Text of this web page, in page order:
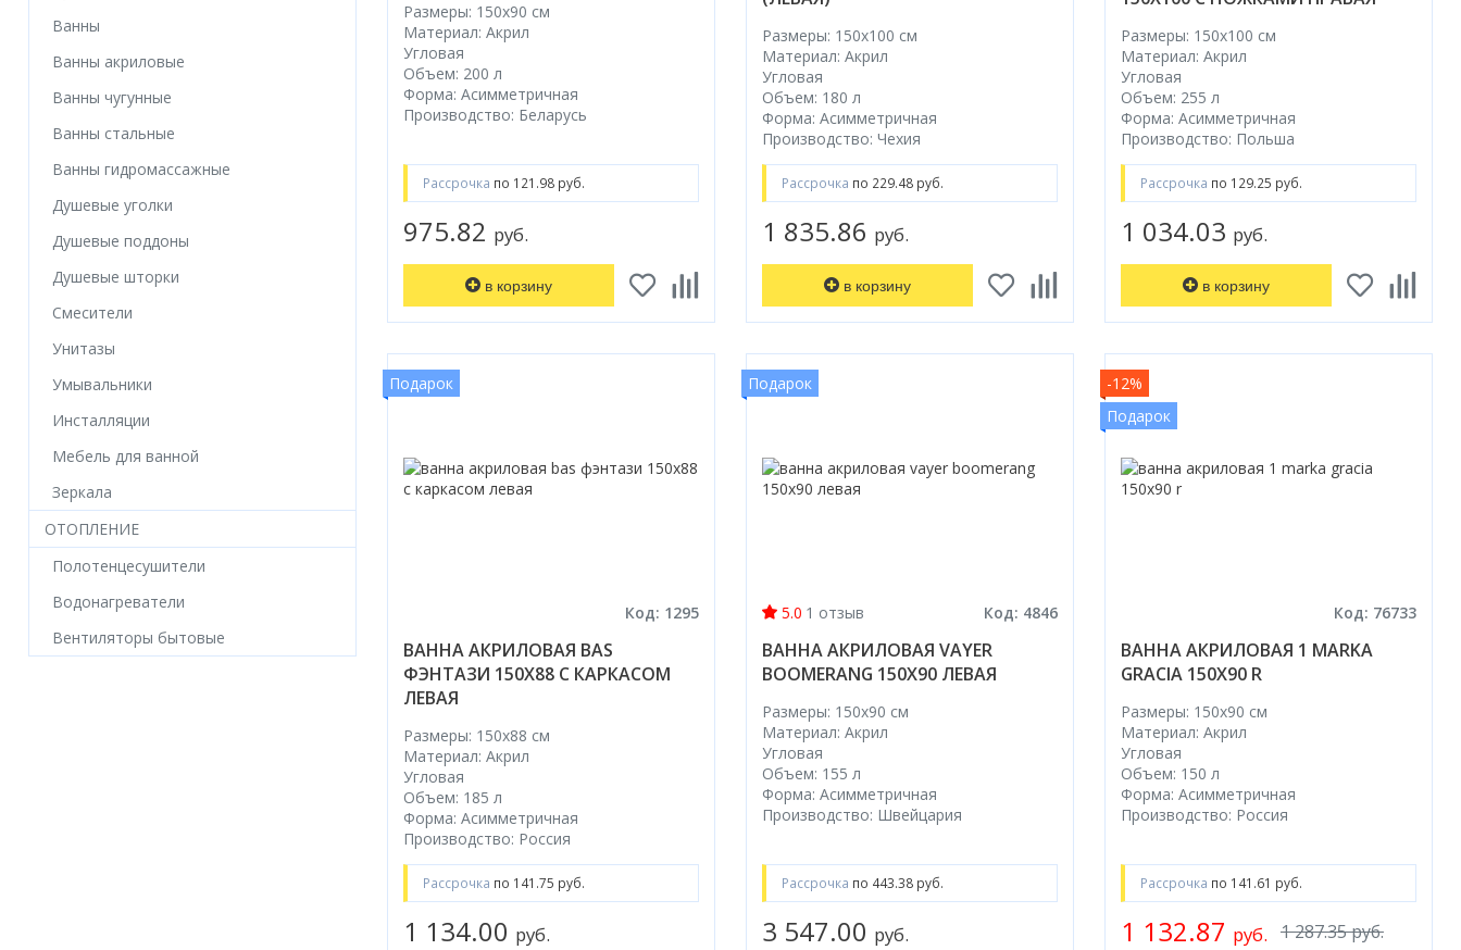
Ванны
Ванны акриловые
Ванны чугунные
Ванны стальные
Ванны гидромассажные
Душевые уголки
Душевые поддоны
Душевые шторки
Смесители
Унитазы
Умывальники
Инсталляции
Мебель для ванной
Зеркала
ОТОПЛЕНИЕ
Полотенцесушители
Водонагреватели
Вентиляторы бытовые
Размеры: 150x90 cм
Материал: Акрил
Угловая
Объем: 200 л
Форма: Асимметричная
Производство: Беларусь
Рассрочка по 121.98 руб.
975.82 руб.
в корзину
Размеры: 150x100 cм
Материал: Акрил
Угловая
Объем: 180 л
Форма: Асимметричная
Производство: Чехия
Рассрочка по 229.48 руб.
1 835.86 руб.
в корзину
Размеры: 150x100 cм
Материал: Акрил
Угловая
Объем: 255 л
Форма: Асимметричная
Производство: Польша
Рассрочка по 129.25 руб.
1 034.03 руб.
в корзину
Подарок
Код: 1295
ВАННА АКРИЛОВАЯ BAS
ФЭНТАЗИ 150X88 С КАРКАСОМ
ЛЕВАЯ
Размеры: 150x88 cм
Материал: Акрил
Угловая
Объем: 185 л
Форма: Асимметричная
Производство: Россия
Рассрочка по 141.75 руб.
1 134.00 руб.
Подарок
5.0 1 отзыв Код: 4846
ВАННА АКРИЛОВАЯ VAYER
BOOMERANG 150X90 ЛЕВАЯ
Размеры: 150x90 cм
Материал: Акрил
Угловая
Объем: 155 л
Форма: Асимметричная
Производство: Швейцария
Рассрочка по 443.38 руб.
3 547.00 руб.
-12%
Подарок
Код: 76733
ВАННА АКРИЛОВАЯ 1 MARKA
GRACIA 150X90 R
Размеры: 150x90 cм
Материал: Акрил
Угловая
Объем: 150 л
Форма: Асимметричная
Производство: Россия
Рассрочка по 141.61 руб.
1 287.35 руб.
1 132.87 руб.